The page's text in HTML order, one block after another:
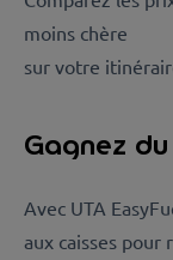
moins chère
sur votre
Gagnez
Avec UTA
aux caisses pour